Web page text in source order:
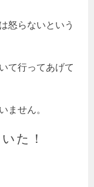
怒らないという
て行ってあげて
ません。
た！